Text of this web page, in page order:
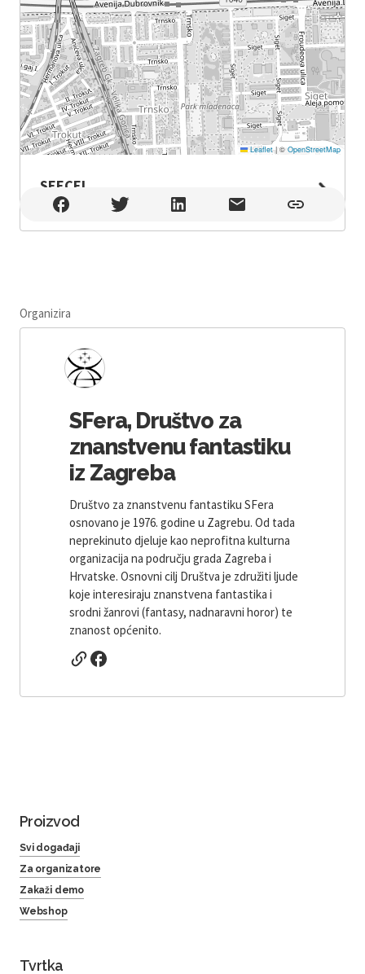
Leaflet |© OpenStreetMap
SEECEL
SEECEL , Zagreb
Organizira
SFera, Društvo za
znanstvenu fantastiku
iz Zagreba
Društvo za znanstvenu fantastiku SFera
osnovano je 1976. godine u Zagrebu. Od tada
neprekinuto djeluje kao neprofitna kulturna
organizacija na području grada Zagreba i
Hrvatske. Osnovni cilj Društva je združiti ljude
koje interesiraju znanstvena fantastika i
srodni žanrovi (fantasy, nadnaravni horor) te
znanost općenito.
Proizvod
Svi događaji
Za organizatore
Zakaži demo
Webshop
Tvrtka